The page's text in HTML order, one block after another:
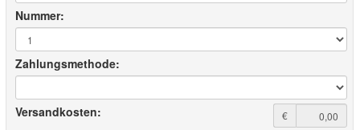
Nummer:
Zahlungsmethode:
Versandkosten: €